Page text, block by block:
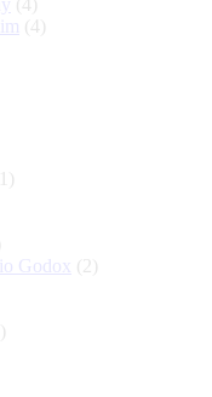
(4)
Godox (2)